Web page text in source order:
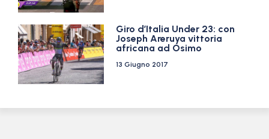
Giro d’Italia Under 23: con
Joseph Areruya vittoria
africana ad Osimo
13 Giugno 2017